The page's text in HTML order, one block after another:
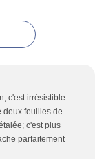
c'est irrésistible.
deux feuilles de
c'est plus
parfaitement